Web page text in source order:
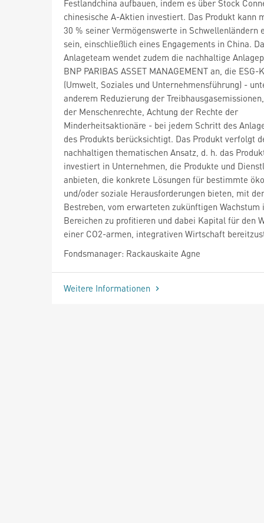
Festlandchina aufbauen, indem es über Stock
chinesische A-Aktien investiert. Das Produkt kann
30 % seiner Vermögenswerte in Schwellenländern
sein, einschließlich eines Engagements in China.
Anlageteam wendet zudem die nachhaltige
BNP PARIBAS ASSET MANAGEMENT an, die
(Umwelt, Soziales und Unternehmensführung) -
anderem Reduzierung der
der Menschenrechte, Achtung der Rechte der
Minderheitsaktionäre - bei jedem Schritt des
des Produkts berücksichtigt. Das Produkt verfolgt
nachhaltigen thematischen Ansatz, d. h. das
investiert in Unternehmen, die Produkte und
anbieten, die konkrete Lösungen für bestimmte
und/oder soziale Herausforderungen bieten, mit
Bestreben, vom erwarteten zukünftigen Wachstum
Bereichen zu profitieren und dabei Kapital für den
einer CO2-armen, integrativen Wirtschaft
Fondsmanager: Rackauskaite Agne
Weitere Informationen